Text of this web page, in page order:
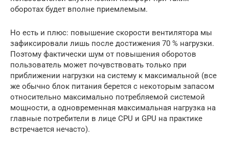
оборотах будет вполне приемлемым.
Но есть и плюс: повышение скорости вентилятора мы
зафиксировали лишь после достижения 70 % нагрузки.
Поэтому фактически шум от повышения оборотов
пользователь может почувствовать только при
приближении нагрузки на систему к максимальной (все
же обычно блок питания берется с некоторым запасом
относительно максимально потребляемой системой
мощности, а одновременная максимальная нагрузка на
главные потребители в лице CPU и GPU на практике
встречается нечасто).